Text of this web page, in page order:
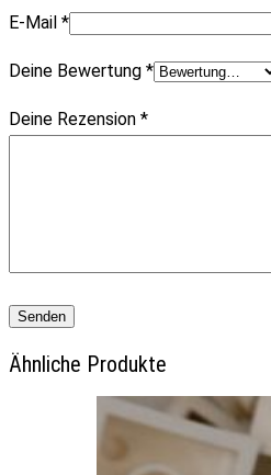
E-Mail *
Deine Bewertung *
Deine Rezension *
Ähnliche Produkte